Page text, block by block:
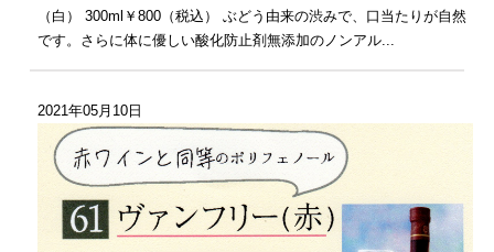
（白） 300ml￥800（税込） ぶどう由来の渋みで、口当たりが自然
です。さらに体に優しい酸化防止剤無添加のノンアル...
2021年05月10日